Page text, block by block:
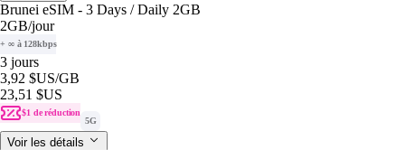
Brunei eSIM - 3 Days / Daily 2GB
2GB/jour
+ ∞ à 128kbps
3 jours
3,92 $US/GB
23,51 $US
$1 de réduction
5G
Voir les détails